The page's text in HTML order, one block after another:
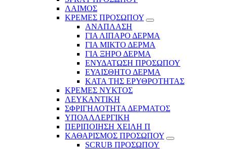
ΛΑΙΜΟΣ
ΚΡΕΜΕΣ ΠΡΟΣΩΠΟΥ
ΑΝΑΠΛΑΣΗ
ΓΙΑ ΛΙΠΑΡΟ ΔΕΡΜΑ
ΓΙΑ ΜΙΚΤΟ ΔΕΡΜΑ
ΓΙΑ ΞΗΡΟ ΔΕΡΜΑ
ΕΝΥΔΑΤΩΣΗ ΠΡΟΣΩΠΟΥ
ΕΥΑΙΣΘΗΤΟ ΔΕΡΜΑ
ΚΑΤΑ ΤΗΣ ΕΡΥΘΡΟΤΗΤΑΣ
ΚΡΕΜΕΣ ΝΥΚΤΟΣ
ΛΕΥΚΑΝΤΙΚΗ
ΣΦΡΙΓΗΛΟΤΗΤΑ ΔΕΡΜΑΤΟΣ
ΥΠΟΑΛΛΕΡΓΙΚΗ
ΠΕΡΙΠΟΙΗΣΗ ΧΕΙΛΗ Π
ΚΑΘΑΡΙΣΜΟΣ ΠΡΟΣΩΠΟΥ
SCRUB ΠΡΟΣΩΠΟΥ